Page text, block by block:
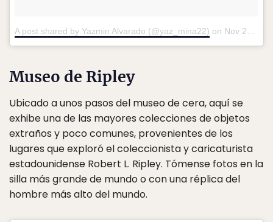
A post shared by Yazmin Alvarado (@yaz_mina22) on Nov 27, 2016 at 4:30am PST
Museo de Ripley
Ubicado a unos pasos del museo de cera, aquí se
exhibe una de las mayores colecciones de objetos
extraños y poco comunes, provenientes de los
lugares que exploró el coleccionista y caricaturista
estadounidense Robert L. Ripley. Tómense fotos en la
silla más grande de mundo o con una réplica del
hombre más alto del mundo.